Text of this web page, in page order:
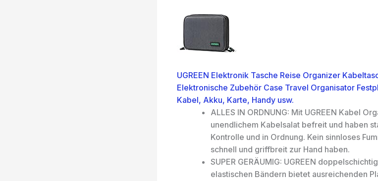
UGREEN Elektronik Tasche Reise Organizer
Elektronische Zubehör Case Travel Organisator
Kabel, Akku, Karte, Handy usw.
ALLES IN ORDNUNG: Mit UGREEN Kabel
unendlichem Kabelsalat befreit und haben
Kontrolle und in Ordnung. Kein sinnloses
schnell und griffbreit zur Hand haben.
SUPER GERÄUMIG: UGREEN
elastischen Bändern bietet ausreichenden